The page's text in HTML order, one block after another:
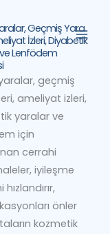
Geçmiş Yara
İzleri, Diyabetik
Lenfödem
geçmiş
ameliyat izleri,
yaralar ve
için
cerrahi
iyileşme
önler
kozmetik